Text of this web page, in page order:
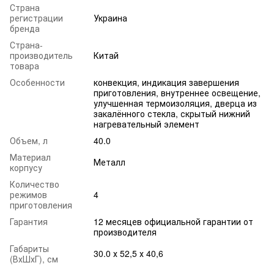
Страна
регистрации
бренда
Украина
Страна-
производитель
товара
Китай
Особенности
конвекция, индикация завершения
приготовления, внутреннее освещение,
улучшенная термоизоляция, дверца из
закалённого стекла, скрытый нижний
нагревательный элемент
Объем, л
40.0
Материал
корпусу
Металл
Количество
режимов
приготовления
4
Гарантия
12 месяцев официальной гарантии от
производителя
Габариты
(ВхШхГ), см
30.0 х 52,5 х 40,6